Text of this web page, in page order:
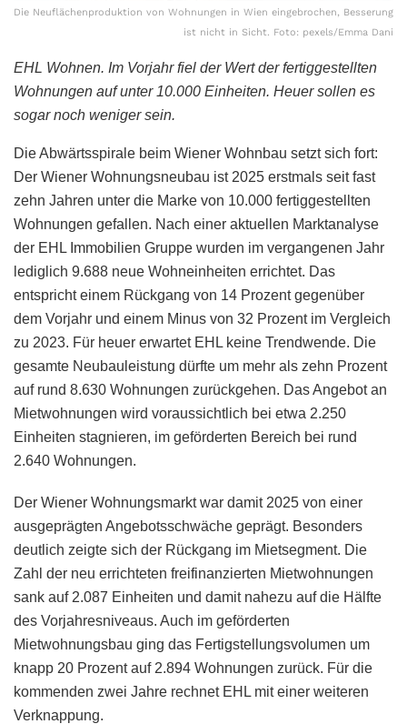
Die Neuflächenproduktion von Wohnungen in Wien eingebrochen, Besserung
ist nicht in Sicht. Foto: pexels/Emma Dani
EHL Wohnen. Im Vorjahr fiel der Wert der fertiggestellten
Wohnungen auf unter 10.000 Einheiten. Heuer sollen es
sogar noch weniger sein.
Die Abwärtsspirale beim Wiener Wohnbau setzt sich fort:
Der Wiener Wohnungsneubau ist 2025 erstmals seit fast
zehn Jahren unter die Marke von 10.000 fertiggestellten
Wohnungen gefallen. Nach einer aktuellen Marktanalyse
der EHL Immobilien Gruppe wurden im vergangenen Jahr
lediglich 9.688 neue Wohneinheiten errichtet. Das
entspricht einem Rückgang von 14 Prozent gegenüber
dem Vorjahr und einem Minus von 32 Prozent im Vergleich
zu 2023. Für heuer erwartet EHL keine Trendwende. Die
gesamte Neubauleistung dürfte um mehr als zehn Prozent
auf rund 8.630 Wohnungen zurückgehen. Das Angebot an
Mietwohnungen wird voraussichtlich bei etwa 2.250
Einheiten stagnieren, im geförderten Bereich bei rund
2.640 Wohnungen.
Der Wiener Wohnungsmarkt war damit 2025 von einer
ausgeprägten Angebotsschwäche geprägt. Besonders
deutlich zeigte sich der Rückgang im Mietsegment. Die
Zahl der neu errichteten freifinanzierten Mietwohnungen
sank auf 2.087 Einheiten und damit nahezu auf die Hälfte
des Vorjahresniveaus. Auch im geförderten
Mietwohnungsbau ging das Fertigstellungsvolumen um
knapp 20 Prozent auf 2.894 Wohnungen zurück. Für die
kommenden zwei Jahre rechnet EHL mit einer weiteren
Verknappung.